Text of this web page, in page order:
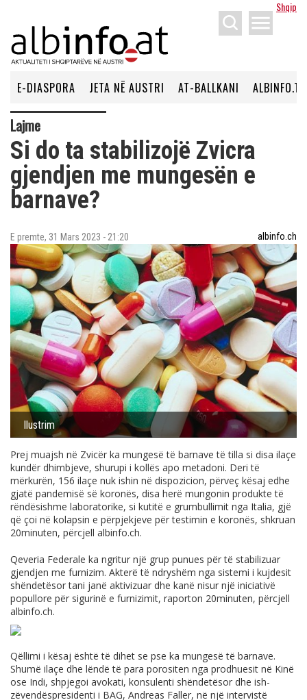
Shqip
menu
E-DIASPORA JETA NË AUSTRI AT-BALLKANI ALBINFO.TV
Lajme
Si do ta stabilizojë Zvicra
gjendjen me mungesën e
barnave?
E premte, 31 Mars 2023 - 21:20 albinfo.ch
Ilustrim
Prej muajsh në Zvicër ka mungesë të barnave të tilla si disa ilaçe
kundër dhimbjeve, shurupi i kollës apo metadoni. Deri të
mërkurën, 156 ilaçe nuk ishin në dispozicion, përveç kësaj edhe
gjatë pandemisë së koronës, disa herë mungonin produkte të
rëndësishme laboratorike, si kutitë e grumbullimit nga Italia, gjë
që çoi në kolapsin e përpjekjeve për testimin e koronës, shkruan
20minuten, përcjell albinfo.ch.
Qeveria Federale ka ngritur një grup punues për të stabilizuar
gjendjen me furnizim. Akterë të ndryshëm nga sistemi i kujdesit
shëndetësor tani janë aktivizuar dhe kanë nisur një iniciativë
popullore për sigurinë e furnizimit, raporton 20minuten, përcjell
albinfo.ch.
Qëllimi i kësaj është të dihet se pse ka mungesë të barnave.
Shumë ilaçe dhe lëndë të para porositen nga prodhuesit në Kinë
ose Indi, shpjegoi avokati, konsulenti shëndetësor dhe ish-
zëvendëspresidenti i BAG, Andreas Faller, në një intervistë